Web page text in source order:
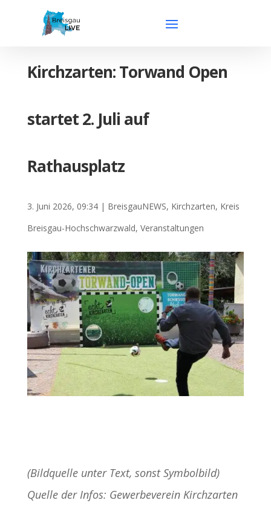
Kirchzarten: Torwand Open
startet 2. Juli auf
Rathausplatz
3. Juni 2026, 09:34| BreisgauNEWS, Kirchzarten, Kreis
Breisgau-Hochschwarzwald, Veranstaltungen
(Bildquelle unter Text, sonst Symbolbild)
Quelle der Infos: Gewerbeverein Kirchzarten